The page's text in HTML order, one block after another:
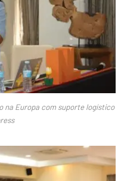
na Europa com suporte logístico